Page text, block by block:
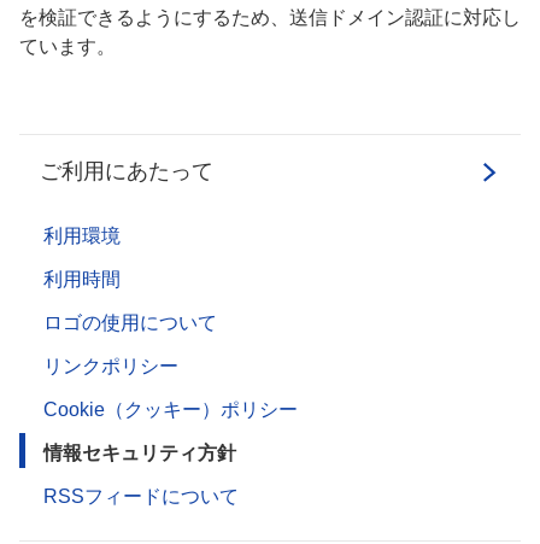
を検証できるようにするため、送信ドメイン認証に対応し
ています。
ご利用にあたって
利用環境
利用時間
ロゴの使用について
リンクポリシー
Cookie（クッキー）ポリシー
情報セキュリティ方針
RSSフィードについて